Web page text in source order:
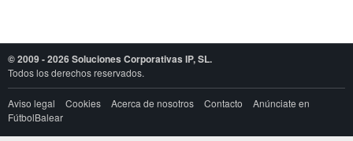
© 2009 - 2026 Soluciones Corporativas IP, SL.
Todos los derechos reservados.
Aviso legal Cookies Acerca de nosotros Contacto
Anúnciate en
FútbolBalear